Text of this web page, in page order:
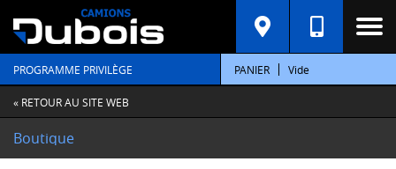
PROGRAMME PRIVILÈGE PANIER Vide
« RETOUR AU SITE WEB
Boutique
C
A
T
É
G
O
R
E
S